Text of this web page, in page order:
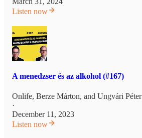
Listen now
A menedzser és az alkohol (#167)
Onlife, Berze Márton, and Ungvári Péter
·
December 11, 2023
Listen now